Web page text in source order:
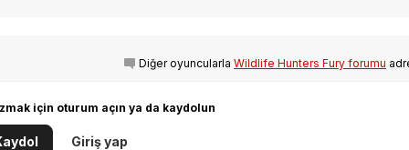
Diğer oyuncularla Wildlife Hunters Fury forumu
için oturum açın ya da kaydolun
Giriş yap